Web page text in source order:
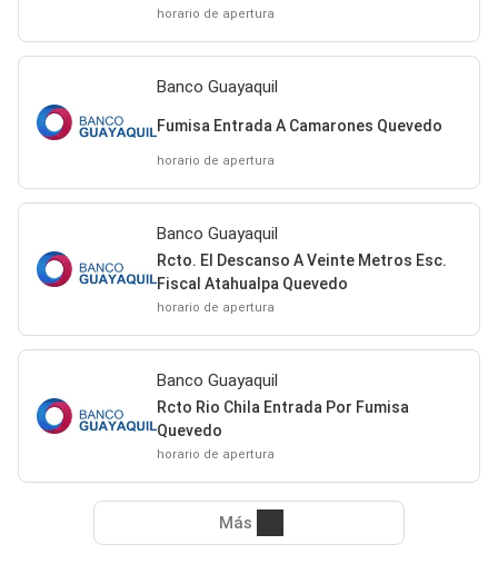
horario de apertura
Banco Guayaquil
Fumisa Entrada A Camarones Quevedo
horario de apertura
Banco Guayaquil
Rcto. El Descanso A Veinte Metros Esc.
Fiscal Atahualpa Quevedo
horario de apertura
Banco Guayaquil
Rcto Rio Chila Entrada Por Fumisa
Quevedo
horario de apertura
Más